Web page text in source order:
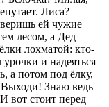
Лиса?
ей чужие
лесом, а Дед
лохматой: кто-
и надеяться
а потом под ёлку,
Выходи! Знаю ведь
вот стоит перед